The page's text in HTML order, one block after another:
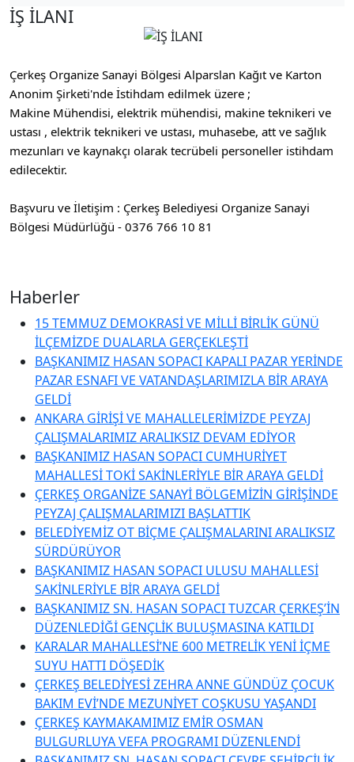
Haberler
15 TEMMUZ DEMOKRASİ VE MİLLİ BİRLİK GÜNÜ
İLÇEMİZDE DUALARLA GERÇEKLEŞTİ
BAŞKANIMIZ HASAN SOPACI KAPALI PAZAR YERİNDE
PAZAR ESNAFI VE VATANDAŞLARIMIZLA BİR ARAYA
GELDİ
ANKARA GİRİŞİ VE MAHALLELERİMİZDE PEYZAJ
ÇALIŞMALARIMIZ ARALIKSIZ DEVAM EDİYOR
BAŞKANIMIZ HASAN SOPACI CUMHURİYET
MAHALLESİ TOKİ SAKİNLERİYLE BİR ARAYA GELDİ
ÇERKEŞ ORGANİZE SANAYİ BÖLGEMİZİN GİRİŞİNDE
PEYZAJ ÇALIŞMALARIMIZI BAŞLATTIK
BELEDİYEMİZ OT BİÇME ÇALIŞMALARINI ARALIKSIZ
SÜRDÜRÜYOR
BAŞKANIMIZ HASAN SOPACI ULUSU MAHALLESİ
SAKİNLERİYLE BİR ARAYA GELDİ
BAŞKANIMIZ SN. HASAN SOPACI TUZCAR ÇERKEŞ’İN
DÜZENLEDİĞİ GENÇLİK BULUŞMASINA KATILDI
KARALAR MAHALLESİ’NE 600 METRELİK YENİ İÇME
SUYU HATTI DÖŞEDİK
ÇERKEŞ BELEDİYESİ ZEHRA ANNE GÜNDÜZ ÇOCUK
BAKIM EVİ’NDE MEZUNİYET COŞKUSU YAŞANDI
ÇERKEŞ KAYMAKAMIMIZ EMİR OSMAN
BULGURLUYA VEFA PROGRAMI DÜZENLENDİ
İŞ İLANI
Çerkeş Organize Sanayi Bölgesi Alparslan Kağıt ve Karton
Anonim Şirketi'nde İstihdam edilmek üzere ;
Makine Mühendisi, elektrik mühendisi, makine teknikeri ve
ustası , elektrik teknikeri ve ustası, muhasebe, att ve sağlık
mezunları ve kaynakçı olarak tecrübeli personeller istihdam
edilecektir.
Başvuru ve İletişim : Çerkeş Belediyesi Organize Sanayi
Bölgesi Müdürlüğü - 0376 766 10 81